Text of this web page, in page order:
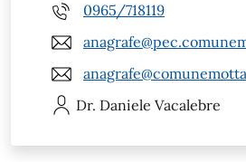
0965/718119
Dr. Daniele Vacalebre